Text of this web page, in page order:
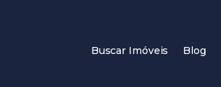
Buscar Imóveis Blog